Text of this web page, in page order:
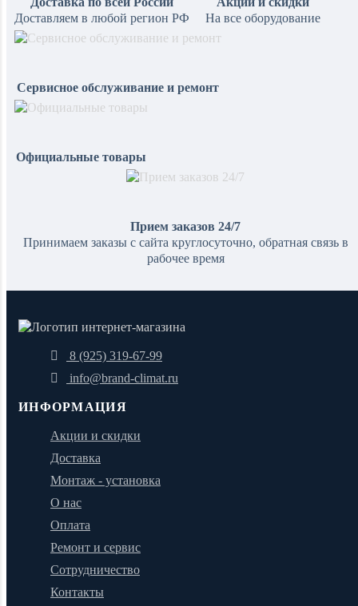
Доставляем в любой регион РФ
На все оборудование
Сервисное обслуживание и ремонт
Официальные товары
Прием заказов 24/7
Принимаем заказы с сайта круглосуточно, обратная связь в
рабочее время
8 (925) 319-67-99
info@brand-climat.ru
ИНФОРМАЦИЯ
Акции и скидки
Доставка
Монтаж - установка
О нас
Оплата
Ремонт и сервис
Сотрудничество
Контакты